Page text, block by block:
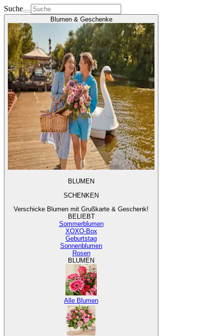
Suche
Blumen & Geschenke
BLUMEN
SCHENKEN
Verschicke Blumen mit Grußkarte & Geschenk!
BELIEBT
Sommerblumen
XOXO-Box
Geburtstag
Sonnenblumen
Rosen
BLUMEN
Alle Blumen